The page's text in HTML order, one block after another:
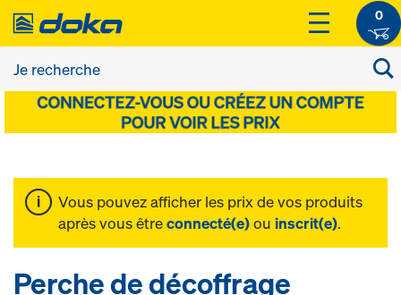
0
Vous pouvez afficher les prix de vos produits
après vous êtreconnecté(e)ou inscrit(e).
Perche de décoffrage